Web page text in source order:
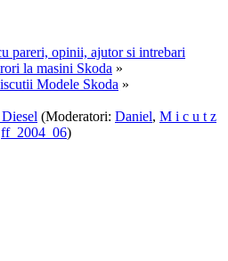
pareri, opinii, ajutor si intrebari
la masini Skoda »
Modele Skoda »
(Moderatori: Daniel, M i c u t z
ff_2004_06)